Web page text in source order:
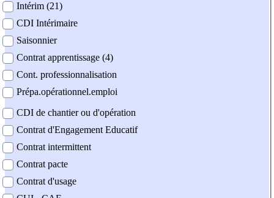
Intérim (21)
CDI Intérimaire
Saisonnier
Contrat apprentissage (4)
Cont. professionnalisation
Prépa.opérationnel.emploi
CDI de chantier ou d'opération
Contrat d'Engagement Educatif
Contrat intermittent
Contrat pacte
Contrat d'usage